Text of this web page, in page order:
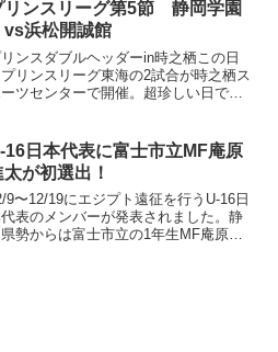
リンスリーグ第5節 静岡学園
vs浜松開誠館
ンスダブルヘッダーin時之栖この日
リンスリーグ東海の2試合が時之栖ス
ツセンターで開催。超珍しい日で
す。2試合目の観戦記録はリンクか
メンバー登...
16日本代表に富士市立MF庵原
太が初選出！
9〜12/19にエジプト遠征を行うU-16日
表のメンバーが発表されました。静
県勢からは富士市立の1年生MF庵原進